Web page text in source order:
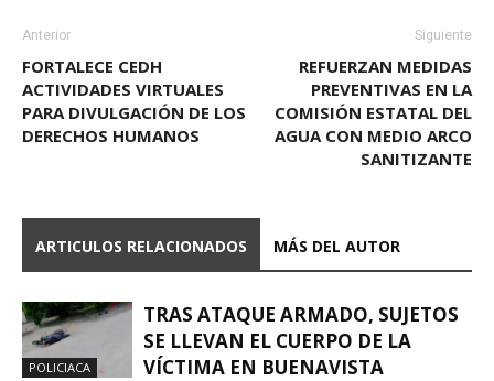
Anterior
FORTALECE CEDH
ACTIVIDADES VIRTUALES
PARA DIVULGACIÓN DE LOS
DERECHOS HUMANOS
Siguiente
REFUERZAN MEDIDAS
PREVENTIVAS EN LA
COMISIÓN ESTATAL DEL
AGUA CON MEDIO ARCO
SANITIZANTE
ARTICULOS RELACIONADOS MÁS DEL AUTOR
POLICIACA
TRAS ATAQUE ARMADO, SUJETOS
SE LLEVAN EL CUERPO DE LA
VÍCTIMA EN BUENAVISTA